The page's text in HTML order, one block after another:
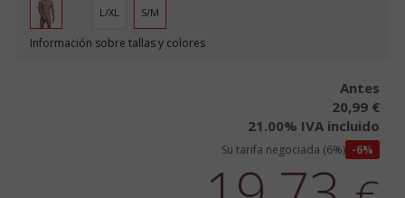
L/XL S/M
Información sobre tallas y colores
Antes
20,99 €
21.00% IVA incluido
Su tarifa negociada (6%) 6%